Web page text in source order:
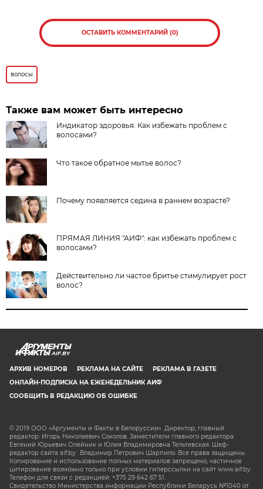
ОСТАВИТЬ КОММЕНТАРИЙ (0)
волосы
Также вам может быть интересно
Индикатор здоровья. Как избежать проблем с
волосами?
Что такое обратное мытье волос?
Почему появляется седина в раннем возрасте?
ПРЯМАЯ ЛИНИЯ "АИФ": как избежать проблем с
волосами?
Действительно ли частое бритье стимулирует рост
волос?
AIF.BY
АРХИВ НОМЕРОВ РЕКЛАМА НА САЙТЕ
РЕКЛАМА В ГАЗЕТЕ
ОНЛАЙН-ПОДПИСКА НА ЕЖЕНЕДЕЛЬНИК АИФ
СООБЩИТЬ В РЕДАКЦИЮ ОБ ОШИБКЕ
© 2019 ООО «Аргументы и Факты в Белоруссии». Директор, главный
редактор: Игорь Николаевич Соколов. Заместители главного редактора:
Евгений Юрьевич Олейник и Юлия Владимировна Тельтевская. Шеф-
редактор сайта aif.by: Владимир Петрович Шарпило. Все права защищены.
Копирование и использование полных материалов запрещено, частичное
цитирование возможно только при условии гиперссылки на сайт www.aif.by.
Телефон для связи с редакцией: +375 29 642 67 51.
Свидетельство Министерства информации Республики Беларусь №1040 от